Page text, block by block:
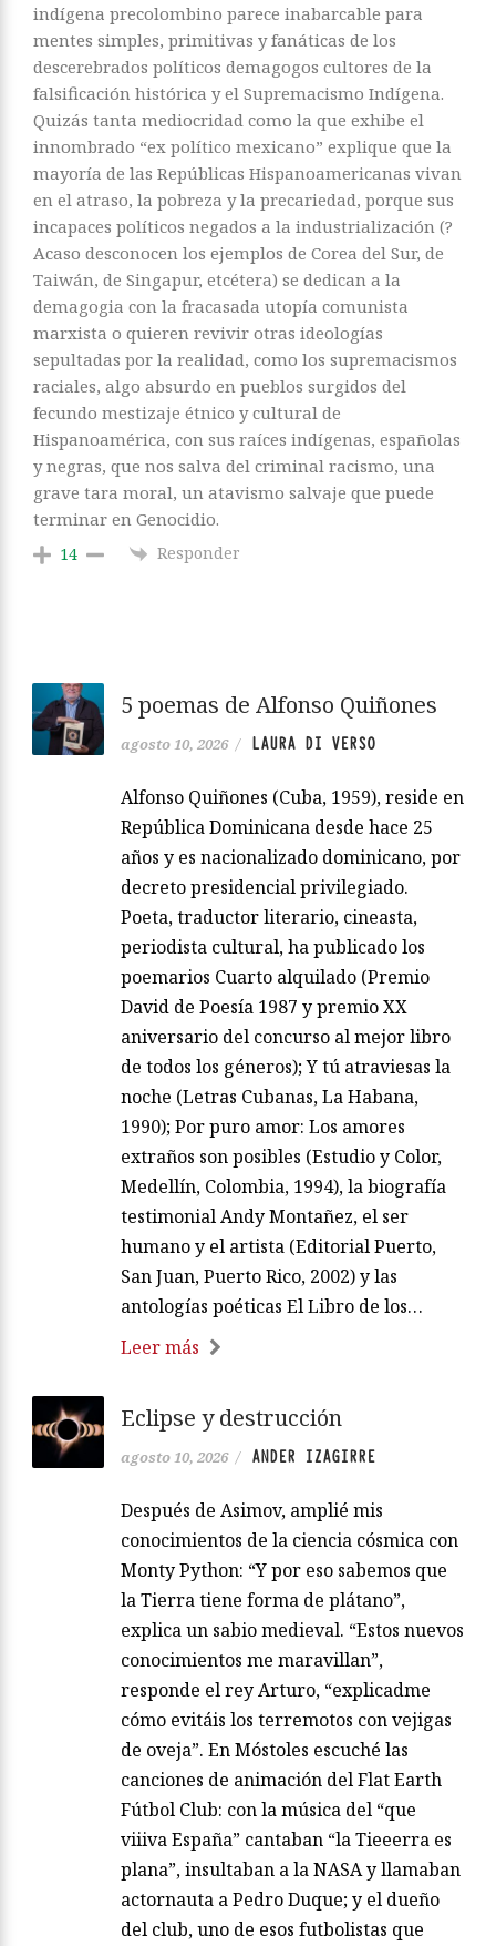
indígena precolombino parece inabarcable para
mentes simples, primitivas y fanáticas de los
descerebrados políticos demagogos cultores de la
falsificación histórica y el Supremacismo Indígena.
Quizás tanta mediocridad como la que exhibe el
innombrado “ex político mexicano” explique que la
mayoría de las Repúblicas Hispanoamericanas vivan
en el atraso, la pobreza y la precariedad, porque sus
incapaces políticos negados a la industrialización (?
Acaso desconocen los ejemplos de Corea del Sur, de
Taiwán, de Singapur, etcétera) se dedican a la
demagogia con la fracasada utopía comunista
marxista o quieren revivir otras ideologías
sepultadas por la realidad, como los supremacismos
raciales, algo absurdo en pueblos surgidos del
fecundo mestizaje étnico y cultural de
Hispanoamérica, con sus raíces indígenas, españolas
y negras, que nos salva del criminal racismo, una
grave tara moral, un atavismo salvaje que puede
terminar en Genocidio.
14 Responder
5 poemas de Alfonso Quiñones
agosto 10, 2026 / LAURA DI VERSO
Alfonso Quiñones (Cuba, 1959), reside en
República Dominicana desde hace 25
años y es nacionalizado dominicano, por
decreto presidencial privilegiado.
Poeta, traductor literario, cineasta,
periodista cultural, ha publicado los
poemarios Cuarto alquilado (Premio
David de Poesía 1987 y premio XX
aniversario del concurso al mejor libro
de todos los géneros); Y tú atraviesas la
noche (Letras Cubanas, La Habana,
1990); Por puro amor: Los amores
extraños son posibles (Estudio y Color,
Medellín, Colombia, 1994), la biografía
testimonial Andy Montañez, el ser
humano y el artista (Editorial Puerto,
San Juan, Puerto Rico, 2002) y las
antologías poéticas El Libro de los…
Leer más
Eclipse y destrucción
agosto 10, 2026 / ANDER IZAGIRRE
Después de Asimov, amplié mis
conocimientos de la ciencia cósmica con
Monty Python: “Y por eso sabemos que
la Tierra tiene forma de plátano”,
explica un sabio medieval. “Estos nuevos
conocimientos me maravillan”,
responde el rey Arturo, “explicadme
cómo evitáis los terremotos con vejigas
de oveja”. En Móstoles escuché las
canciones de animación del Flat Earth
Fútbol Club: con la música del “que
viiiva España” cantaban “la Tieeerra es
plana”, insultaban a la NASA y llamaban
actornauta a Pedro Duque; y el dueño
del club, uno de esos futbolistas que